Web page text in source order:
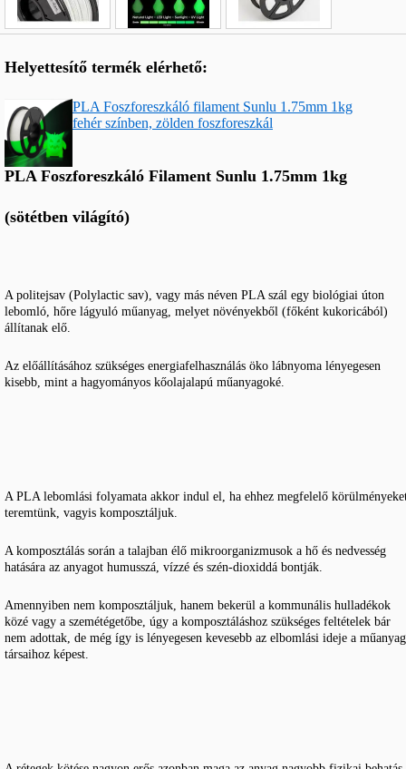
E-mail*:
Telefon*:
Helyettesítő termék elérhető:
PLA Foszforeszkáló filament Sunlu 1.75mm 1kg
fehér színben, zölden foszforeszkál
PLA Foszforeszkáló Filament Sunlu 1.75mm 1kg
(sötétben világító)
A politejsav (Polylactic sav), vagy más néven PLA szál egy biológiai úton
lebomló, hőre lágyuló műanyag, melyet növényekből (főként kukoricából)
állítanak elő.
Az előállításához szükséges energiafelhasználás öko lábnyoma lényegesen
kisebb, mint a hagyományos kőolajalapú műanyagoké.
A PLA lebomlási folyamata akkor indul el, ha ehhez megfelelő
teremtünk, vagyis komposztáljuk.
A komposztálás során a talajban élő mikroorganizmusok a hő és nedvesség
hatására az anyagot humusszá, vízzé és szén-dioxiddá bontják.
Amennyiben nem komposztáljuk, hanem bekerül a kommunális hulladékok
közé vagy a szemétégetőbe, úgy a komposztáláshoz szükséges feltételek bár
nem adottak, de még így is lényegesen kevesebb az elbomlási ideje a műanyag
társaihoz képest.